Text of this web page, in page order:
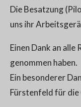
Die Besatzung
uns ihr
Einen Dank an
genommen haben.
Ein besonderer
Fürstenfeld für die